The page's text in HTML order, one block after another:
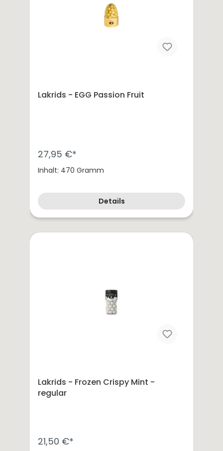
Lakrids - EGG Passion Fruit
27,95 €*
Inhalt: 470 Gramm
Details
Lakrids - Frozen Crispy Mint -
regular
21,50 €*